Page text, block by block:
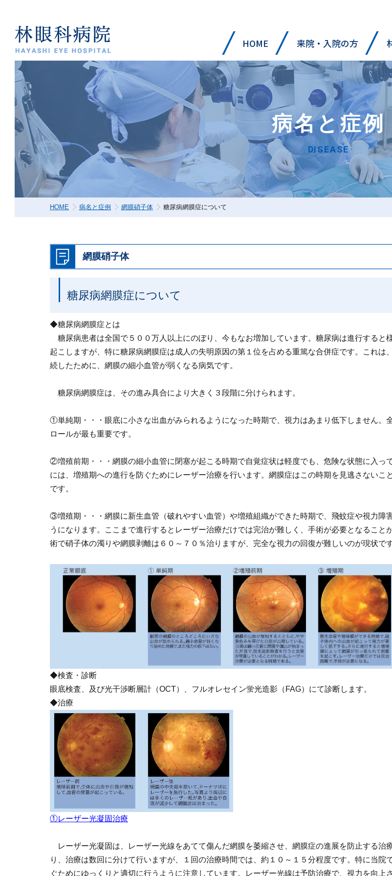
HOME 来院・入院の方
病名と症例
DISEASE
HOME 病名と症例 網膜硝子体 糖尿病網膜症について
網膜硝子体
糖尿病網膜症について
◆糖尿病網膜症とは
糖尿病患者は全国で５００万人以上にのぼり、今もなお増加しています。糖尿病は進行すると
起こしますが、特に糖尿病網膜症は成人の失明原因の第１位を占める重篤な合併症です。これは
続したために、網膜の細小血管が弱くなる病気です。
糖尿病網膜症は、その進み具合により大きく３段階に分けられます。
①単純期・・・眼底に小さな出血がみられるようになった時期で、視力はあまり低下しません。
ロールが最も重要です。
②増殖前期・・・網膜の細小血管に閉塞が起こる時期で自覚症状は軽度でも、危険な状態に入っ
には、増殖期への進行を防ぐためにレーザー治療を行います。網膜症はこの時期を見逃さないこ
です。
③増殖期・・・網膜に新生血管（破れやすい血管）や増殖組織ができた時期で、飛蚊症や視力障
うになります。ここまで進行するとレーザー治療だけでは完治が難しく、手術が必要となること
術で硝子体の濁りや網膜剥離は６０～７０％治りますが、完全な視力の回復が難しいのが現状です
◆検査・診断
眼底検査、及び光干渉断層計（OCT）、フルオレセイン蛍光造影（FAG）にて診断します。
◆治療
①レーザー光凝固治療
レーザー光凝固は、レーザー光線をあてて傷んだ網膜を萎縮させ、網膜症の進展を防止する治
り、治療は数回に分けて行いますが、１回の治療時間では、約１０～１５分程度です。特に当院
ぐためにゆっくりと適切に行うように注意しています。レーザー光線は予防治療で、視力を向上